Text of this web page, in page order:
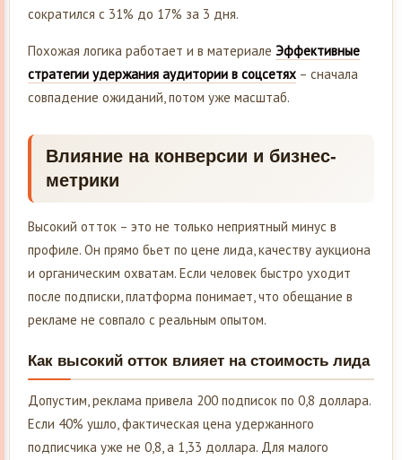
сократился с 31% до 17% за 3 дня.
Похожая логика работает и в материале Эффективные
стратегии удержания аудитории в соцсетях – сначала
совпадение ожиданий, потом уже масштаб.
Влияние на конверсии и бизнес-
метрики
Высокий отток – это не только неприятный минус в
профиле. Он прямо бьет по цене лида, качеству аукциона
и органическим охватам. Если человек быстро уходит
после подписки, платформа понимает, что обещание в
рекламе не совпало с реальным опытом.
Как высокий отток влияет на стоимость лида
Допустим, реклама привела 200 подписок по 0,8 доллара.
Если 40% ушло, фактическая цена удержанного
подписчика уже не 0,8, а 1,33 доллара. Для малого